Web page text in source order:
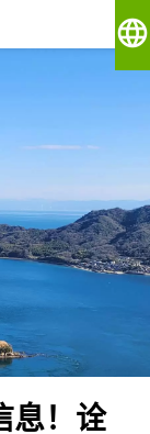
language
息！诠